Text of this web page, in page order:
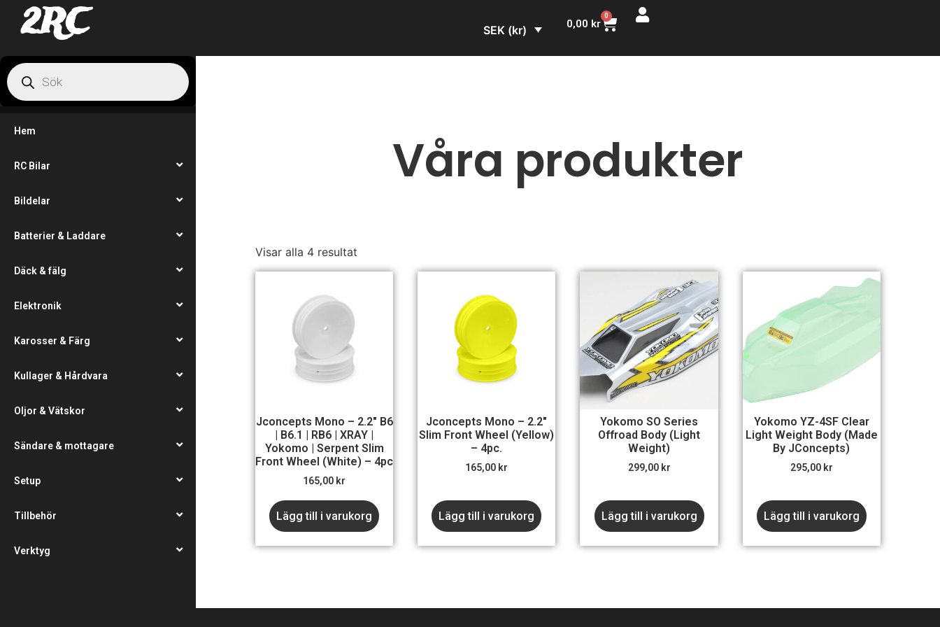
2RC SEK (kr) 0,00 kr
0
Hem
RC Bilar
Bildelar
Batterier & Laddare
Däck & fälg
Elektronik
Karosser & Färg
Kullager & Hårdvara
Oljor & Vätskor
Sändare & mottagare
Setup
Tillbehör
Verktyg
Våra produkter
Visar alla 4 resultat
Jconcepts Mono – 2.2″ B6
| B6.1 | RB6 | XRAY |
Yokomo | Serpent Slim
Front Wheel (white) – 4pc
165,00 kr
Lägg till i varukorg
Jconcepts Mono – 2.2″
Slim Front Wheel (yellow)
– 4pc.
165,00 kr
Lägg till i varukorg
Yokomo SO Series
Offroad Body (Light
Weight)
299,00 kr
Lägg till i varukorg
Yokomo YZ-4SF Clear
Light Weight Body (made
By JConcepts)
295,00 kr
Lägg till i varukorg